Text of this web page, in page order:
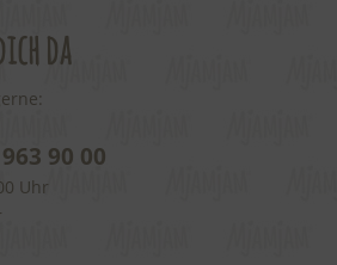
da
90 00
Uhr